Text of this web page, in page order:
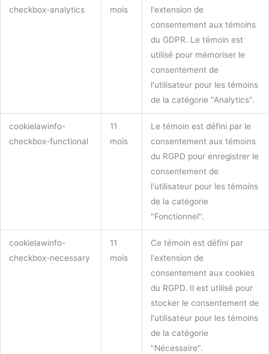
checkbox-analytics mois
l'extension de
consentement aux témoins
du GDPR. Le témoin est
utilisé pour mémoriser le
consentement de
l'utilisateur pour les témoins
de la catégorie "Analytics".
cookielawinfo-
checkbox-functional
11
mois
Le témoin est défini par le
consentement aux témoins
du RGPD pour enregistrer le
consentement de
l'utilisateur pour les témoins
de la catégorie
"Fonctionnel".
cookielawinfo-
checkbox-necessary
11
mois
Ce témoin est défini par
l'extension de
consentement aux cookies
du RGPD. Il est utilisé pour
stocker le consentement de
l'utilisateur pour les témoins
de la catégorie
"Nécessaire".